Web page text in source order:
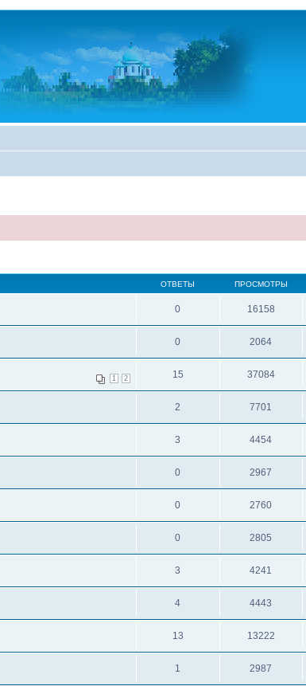
ОТВЕТЫ ПРОСМОТРЫ
0 16158
0 2064
1 2 15 37084
2 7701
3 4454
0 2967
0 2760
0 2805
3 4241
4 4443
13 13222
1 2987